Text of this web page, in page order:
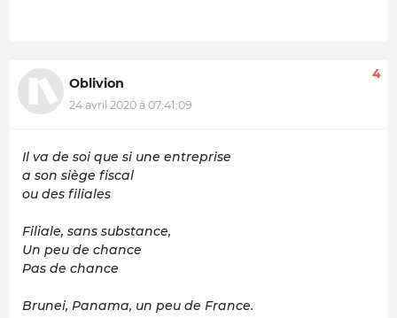
Oblivion
24 avril 2020 à 07:41:09
4
Il va de soi que si une entreprise
a son siège fiscal
ou des filiales
Filiale, sans substance,
Un peu de chance
Pas de chance
Brunei, Panama, un peu de France.